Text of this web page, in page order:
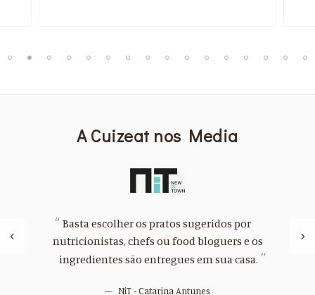
A Cuizeat nos Media
Basta escolher os pratos sugeridos por
nutricionistas, chefs ou food bloguers e os
ingredientes são entregues em sua casa.
NiT - Catarina Antunes